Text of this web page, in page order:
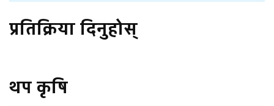
प्रतिक्रिया दिनुहोस्
थप कृषि